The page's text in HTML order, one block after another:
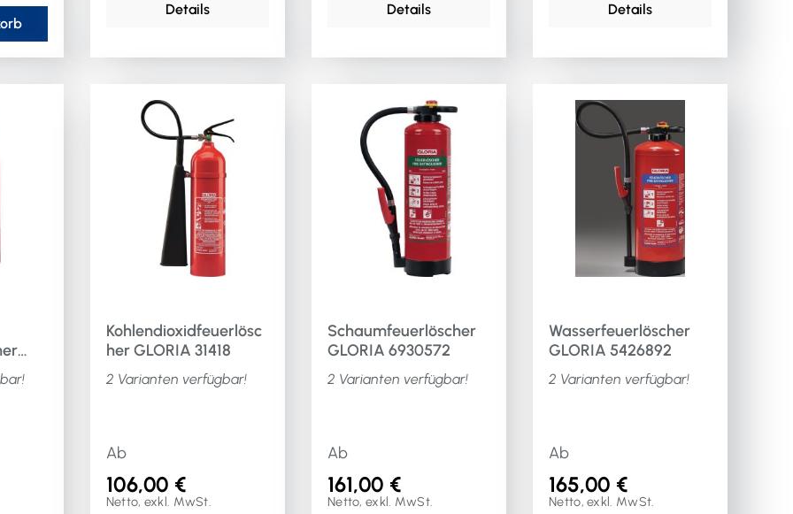
3000
in
Details Details Details
Kohlendioxidfeuerlösc
her GLORIA 31418
2 Varianten verfügbar!
Ab
106,00 €
Netto, exkl. MwSt.
Schaumfeuerlöscher
GLORIA 6930572
2 Varianten verfügbar!
Ab
161,00 €
Netto, exkl. MwSt.
Wasserfeuerlöscher
GLORIA 5426892
2 Varianten verfügbar!
Ab
165,00 €
Netto, exkl. MwSt.